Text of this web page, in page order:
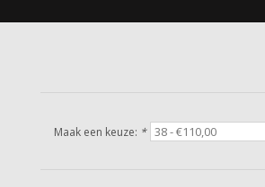
Maak een keuze: *